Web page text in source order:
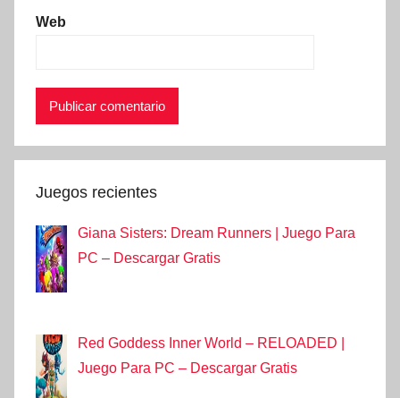
Web
Juegos recientes
Giana Sisters: Dream Runners | Juego Para
PC – Descargar Gratis
Red Goddess Inner World – RELOADED |
Juego Para PC – Descargar Gratis